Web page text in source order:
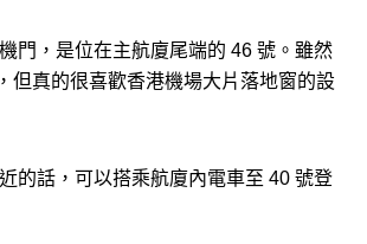
門，是位在主航廈尾端的 46 號。雖然
但真的很喜歡香港機場大片落地窗的設
的話，可以搭乘航廈內電車至 40 號登